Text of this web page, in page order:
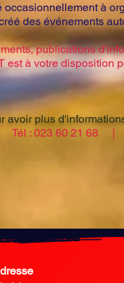
occasionnellement à
des événements
publications
est à votre disposition
avoir plus
Tél : 023 60 21 68 |